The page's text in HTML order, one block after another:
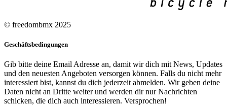
© freedombmx 2025
Geschäftsbedingungen
Gib bitte deine Email Adresse an, damit wir dich mit News, Updates
und den neuesten Angeboten versorgen können. Falls du nicht mehr
interessiert bist, kannst du dich jederzeit abmelden. Wir geben deine
Daten nicht an Dritte weiter und werden dir nur Nachrichten
schicken, die dich auch interessieren. Versprochen!